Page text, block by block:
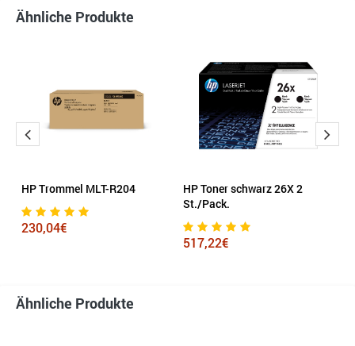
Ähnliche Produkte
HP Trommel MLT-R204
230,04€
HP Toner schwarz 26X 2
St./Pack.
517,22€
Ähnliche Produkte